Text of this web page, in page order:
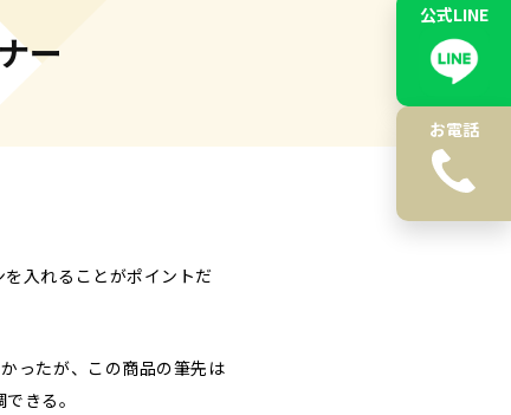
公式LINE
お電話
ー
入れることがポイントだ
ったが、この商品の筆先は
きる。